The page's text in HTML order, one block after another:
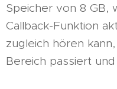
Speicher von 8 GB,
Callback-Funktion
zugleich hören
Bereich passiert